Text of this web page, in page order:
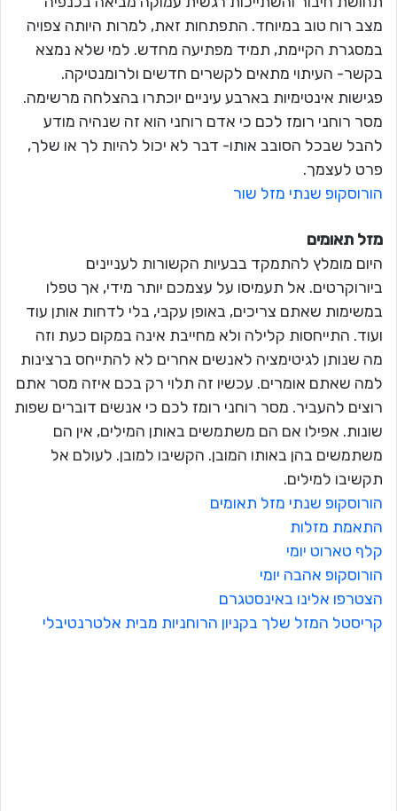
מצב רוח טוב במיוחד. התפתחות זאת, למרות היותה צפויה
במסגרת הקיימת, תמיד מפתיעה מחדש. למי שלא נמצא
בקשר- העיתוי מתאים לקשרים חדשים ולרומנטיקה.
פגישות אינטימיות בארבע עיניים יוכתרו בהצלחה מרשימה.
מסר רוחני רומז לכם כי אדם רוחני הוא זה שנהיה מודע
להבל שבכל הסובב אותו- דבר לא יכול להיות לך או שלך,
פרט לעצמך.
הורוסקופ שנתי מזל שור
מזל תאומים
היום מומלץ להתמקד בבעיות הקשורות לעניינים
ביורוקרטים. אל תעמיסו על עצמכם יותר מידי, אך טפלו
במשימות שאתם צריכים, באופן עקבי, בלי לדחות אותן עוד
ועוד. התייחסות קלילה ולא מחייבת אינה במקום כעת וזה
מה שנותן לגיטימציה לאנשים אחרים לא להתייחס ברצינות
למה שאתם אומרים. עכשיו זה תלוי רק בכם איזה מסר אתם
רוצים להעביר. מסר רוחני רומז לכם כי אנשים דוברים שפות
שונות. אפילו אם הם משתמשים באותן המילים, אין הם
משתמשים בהן באותו המובן. הקשיבו למובן. לעולם אל
תקשיבו למילים.
הורוסקופ שנתי מזל תאומים
התאמת מזלות
קלף טארוט יומי
הורוסקופ אהבה יומי
הצטרפו אלינו באינסטגרם
קריסטל המזל שלך בקניון הרוחניות מבית אלטרנטיבלי